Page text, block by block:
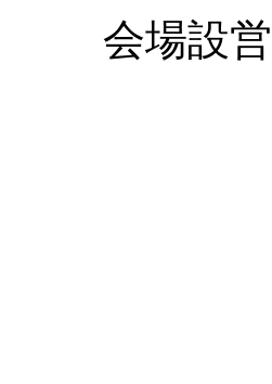
会場設